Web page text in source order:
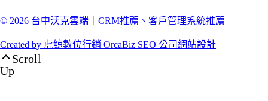
© 2026 台中沃克雲端｜CRM推薦、客戶管理系統推薦
Created by 虎鯨數位行銷 OrcaBiz SEO 公司網站設計
Scroll
Up